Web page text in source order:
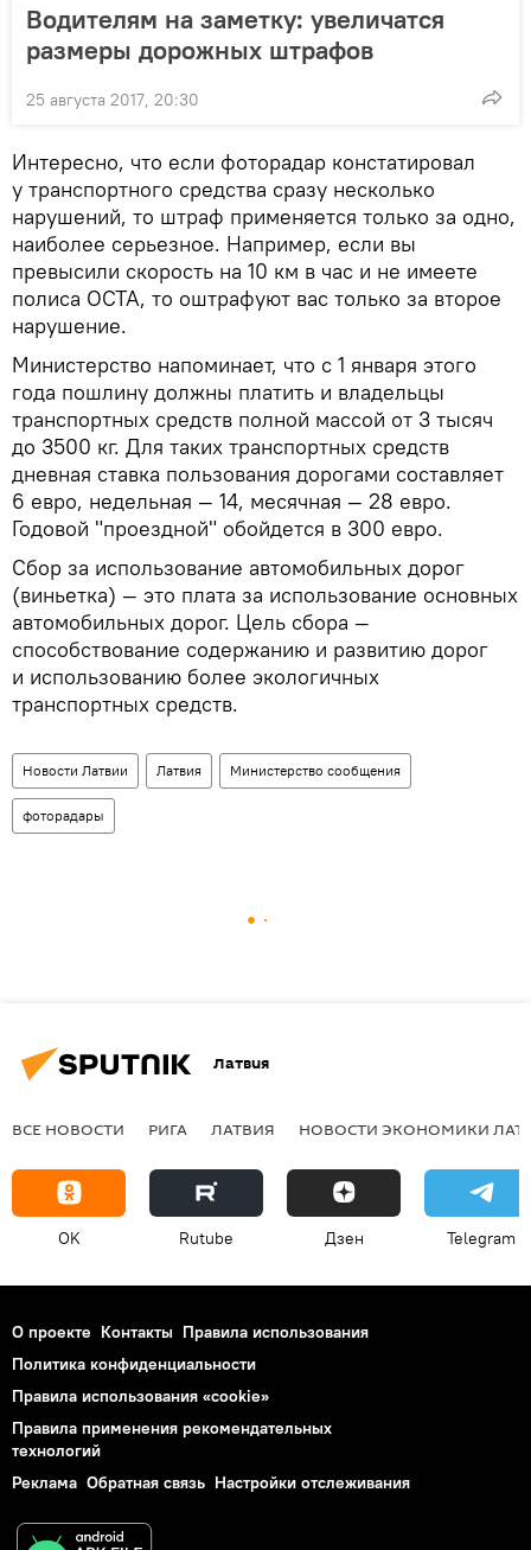
Водителям на заметку: увеличатся
размеры дорожных штрафов
25 августа 2017, 20:30
Интересно, что если фоторадар констатировал
у транспортного средства сразу несколько
нарушений, то штраф применяется только за одно,
наиболее серьезное. Например, если вы
превысили скорость на 10 км в час и не имеете
полиса ОСТА, то оштрафуют вас только за второе
нарушение.
Министерство напоминает, что с 1 января этого
года пошлину должны платить и владельцы
транспортных средств полной массой от 3 тысяч
до 3500 кг. Для таких транспортных средств
дневная ставка пользования дорогами составляет
6 евро, недельная — 14, месячная — 28 евро.
Годовой "проездной" обойдется в 300 евро.
Сбор за использование автомобильных дорог
(виньетка) — это плата за использование основных
автомобильных дорог. Цель сбора —
способствование содержанию и развитию дорог
и использованию более экологичных
транспортных средств.
Новости Латвии Латвия Министерство сообщения
фоторадары
Латвия
ВСЕ НОВОСТИ РИГА ЛАТВИЯ НОВОСТИ ЭКОНОМИКИ
OK Rutube Дзен Telegram
О проекте Контакты Правила использования
Политика конфиденциальности
Правила использования «cookie»
Правила применения рекомендательных
технологий
Реклама Обратная связь Настройки отслеживания